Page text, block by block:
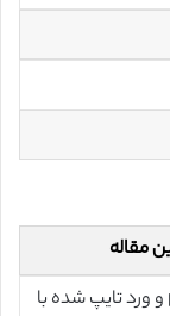
مقاله
pdf و ورد تایپ شده با